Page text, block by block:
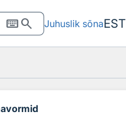
keyboardsearch Juhuslik sõnaEST